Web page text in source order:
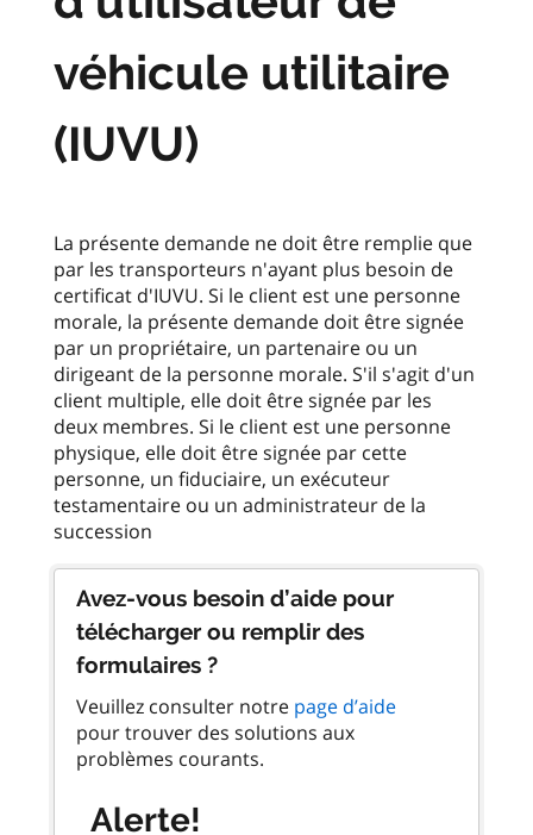
véhicule utilitaire
(IUVU)
La présente demande ne doit être remplie que
par les transporteurs n'ayant plus besoin de
certificat d'IUVU. Si le client est une personne
morale, la présente demande doit être signée
par un propriétaire, un partenaire ou un
dirigeant de la personne morale. S'il s'agit d'un
client multiple, elle doit être signée par les
deux membres. Si le client est une personne
physique, elle doit être signée par cette
personne, un fiduciaire, un exécuteur
testamentaire ou un administrateur de la
Avez-vous besoin d’aide pour
télécharger ou remplir des
formulaires ?
Veuillez consulter notre page d’aide
pour trouver des solutions aux
problèmes courants.
Alerte!